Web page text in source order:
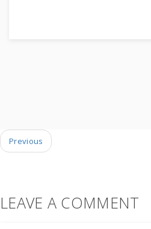
Previous
LEAVE A COMMENT